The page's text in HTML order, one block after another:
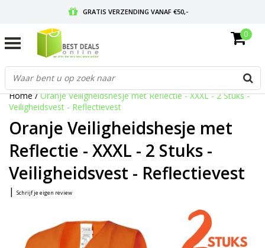
GRATIS VERZENDING VANAF €50,-
GRATIS RETOURNEREN EN 30 DAGEN BEDENKTIJD
0
Home/Oranje Veiligheidshesje met Reflectie - XXXL - 2 Stuks -
Veiligheidsvest - Reflectievest
Oranje Veiligheidshesje met
Reflectie - XXXL - 2 Stuks -
Veiligheidsvest - Reflectievest
| Schrijf je eigen review